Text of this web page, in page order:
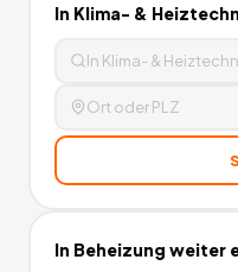
In Klima- &
In Beheizung weiter